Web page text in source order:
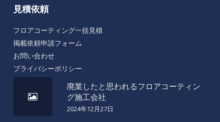
見積依頼
フロアコーティング一括見積
掲載依頼申請フォーム
お問い合わせ
プライバシーポリシー
廃業したと思われるフロアコーティン
グ施工会社
2024年12月27日